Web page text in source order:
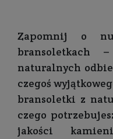
Zapomnij o
bransoletkach
naturalnych
czegoś
bransoletki z
czego
jakości